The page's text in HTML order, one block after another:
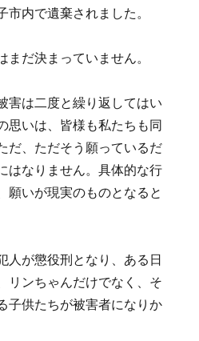
内で遺棄されました。
だ決まっていません。
害は二度と繰り返してはい
思いは、皆様も私たちも同
だ、ただそう願っているだ
はなりません。具体的な行
願いが現実のものとなると
人が懲役刑となり、ある日
リンちゃんだけでなく、そ
子供たちが被害者になりか